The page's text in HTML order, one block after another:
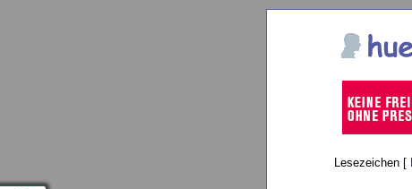
Lesezeichen [